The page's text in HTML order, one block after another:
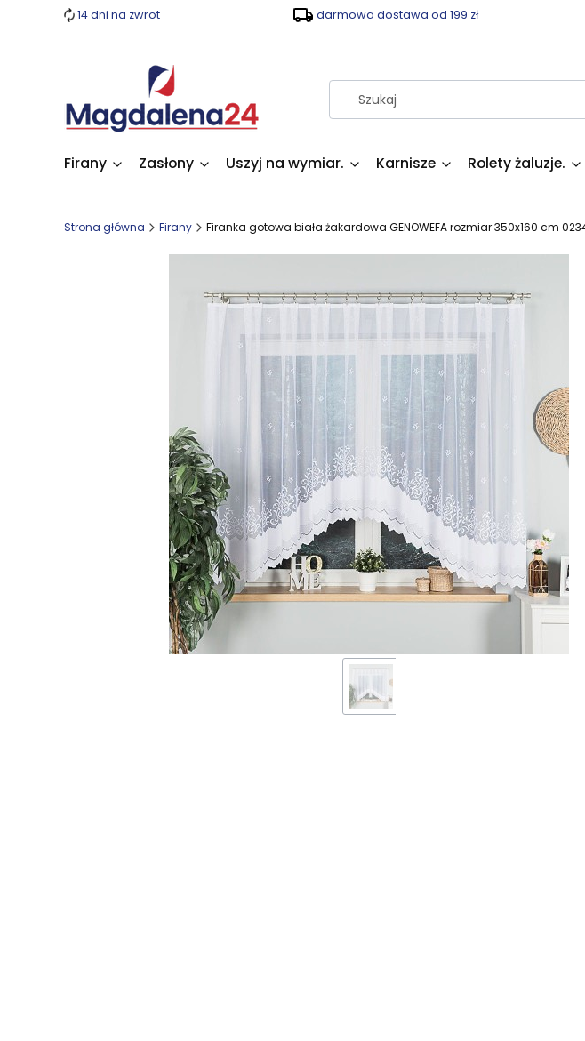
14 dni na zwrot darmowa dostawa od 199 zł
Firany Zasłony Uszyj na wymiar. Karnisze Rolety żaluzje.
Strona główna Firany Firanka gotowa biała żakardowa GENOWEFA rozmiar 350x160 cm